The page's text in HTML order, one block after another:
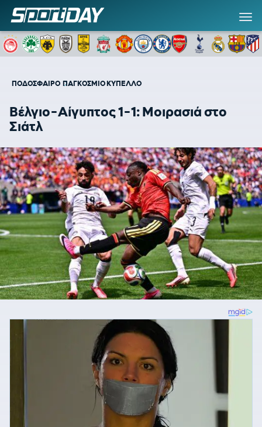
ΠΟΔΟΣΦΑΙΡΟ ΠΑΓΚΟΣΜΙΟ ΚΥΠΕΛΛΟ
Βέλγιο-Αίγυπτος 1-1: Μοιρασιά στο
Σιάτλ